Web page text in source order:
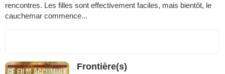
rencontres. Les filles sont effectivement faciles, mais bientôt, le
cauchemar commence...
Frontière(s)